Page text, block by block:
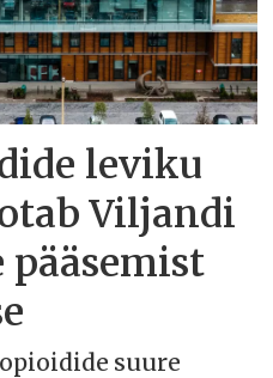
leviku
Viljandi
suure